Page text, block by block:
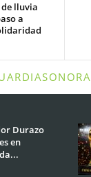
lluvia
a
Durazo
en